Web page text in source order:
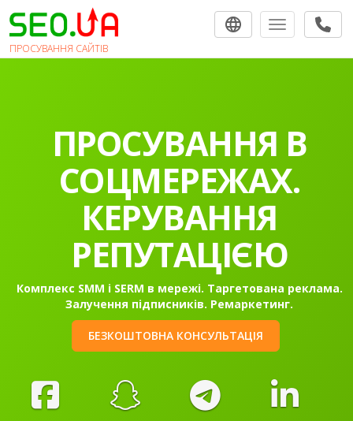
ПРОСУВАННЯ САЙТІВ
Toggle
ПРОСУВАННЯ В
СОЦМЕРЕЖАХ.
КЕРУВАННЯ
РЕПУТАЦІЄЮ
Комплекс SMM і SERM в мережі. Таргетована реклама.
Залучення підписників. Ремаркетинг.
БЕЗКОШТОВНА КОНСУЛЬТАЦІЯ